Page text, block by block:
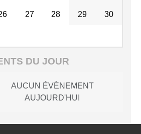
27 28 29 30
DU JOUR
AUCUN ÉVÈNEMENT
AUJOURD'HUI